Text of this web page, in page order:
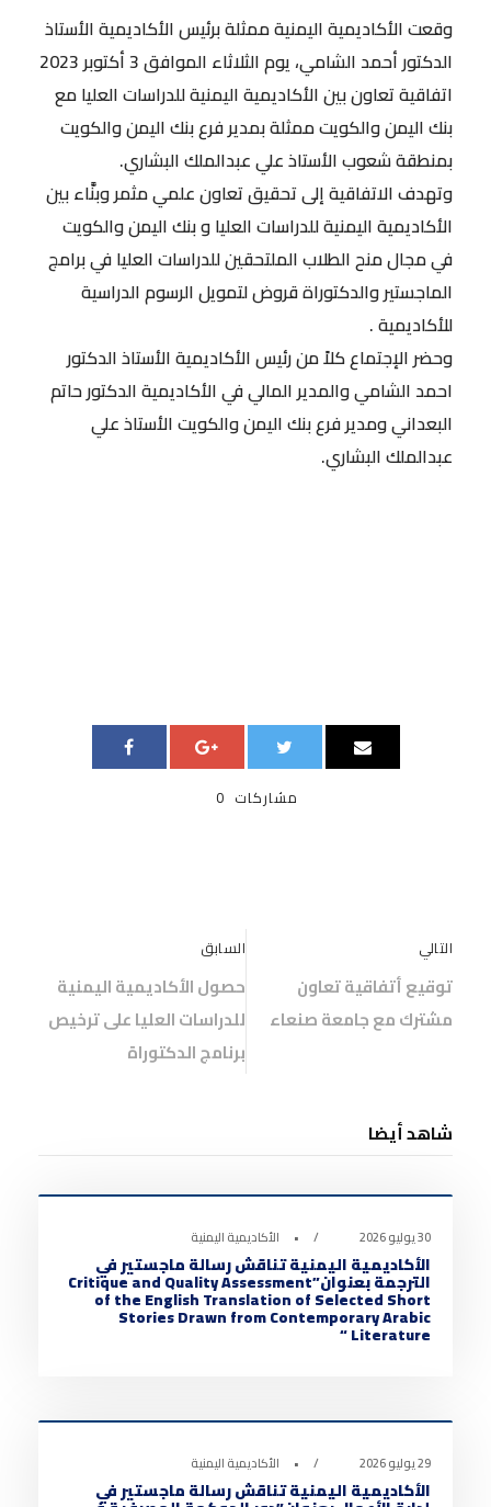
وقعت الأكاديمية اليمنية ممثلة برئيس الأكاديمية الأستاذ
الدكتور أحمد الشامي، يوم الثلاثاء الموافق 3 أكتوبر 2023
اتفاقية تعاون بين الأكاديمية اليمنية للدراسات العليا مع
بنك اليمن والكويت ممثلة بمدير فرع بنك اليمن والكويت
بمنطقة شعوب الأستاذ علي عبدالملك البشاري.
وتهدف الاتفاقية إلى تحقيق تعاون علمي مثمر وبنَّاء بين
الأكاديمية اليمنية للدراسات العليا و بنك اليمن والكويت
في مجال منح الطلاب الملتحقين للدراسات العليا في برامج
الماجستير والدكتوراة قروض لتمويل الرسوم الدراسية
للأكاديمية .
وحضر الإجتماع كلاً من رئيس الأكاديمية الأستاذ الدكتور
احمد الشامي والمدير المالي في الأكاديمية الدكتور حاتم
البعداني ومدير فرع بنك اليمن والكويت الأستاذ علي
عبدالملك البشاري.
0 مشاركات
السابق
حصول الأكاديمية اليمنية
للدراسات العليا على ترخيص
برنامج الدكتوراة
التالي
توقيع أتفاقية تعاون
مشترك مع جامعة صنعاء
شاهد أيضا
أخبار الأكاديمية 0
30 يوليو 2026 • الأكاديمية اليمنية
الأكاديمية اليمنية تناقش رسالة ماجستير في
الترجمة بعنوان”Critique and Quality Assessment
of the English Translation of Selected Short
Stories Drawn from Contemporary Arabic
Literature “
29 يوليو 2026 • الأكاديمية اليمنية
الأكاديمية اليمنية تناقش رسالة ماجستير في